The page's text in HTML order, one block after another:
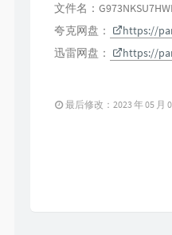
文件名：
夸克网盘：
https://
迅雷网盘：
https://
最后修改：2023 年 05 月